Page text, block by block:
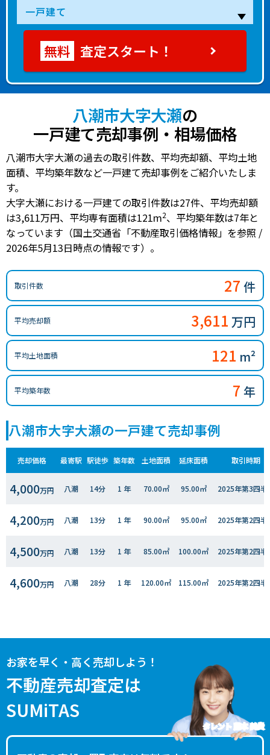
査定スタート！
八潮市大字大瀬の
一戸建て売却事例・相場価格
八潮市大字大瀬の過去の取引件数、平均売却額、平均土地
面積、平均築年数など一戸建て売却事例をご紹介いたしま
す。
大字大瀬における一戸建ての取引件数は27件、 平均売却額
は3,611万円、 平均専有面積は121m2、 平均築年数は7年と
なっています（国土交通省「不動産取引価格情報」を参照 /
2026年5月13日時点の情報です）。
取引件数 27 件
平均売却額 3,611 万円
平均土地面積 121 m²
平均築年数 7 年
八潮市大字大瀬の一戸建て売却事例
売却価格 最寄駅 駅徒歩 築年数 土地面積 延床面積 取引時期
4,000万円 八潮 14分 1 年 70.00㎡ 95.00㎡ 2025年第3四半
4,200万円 八潮 13分 1 年 90.00㎡ 95.00㎡ 2025年第2四半
4,500万円 八潮 13分 1 年 85.00㎡ 100.00㎡ 2025年第2四半
4,600万円 八潮 28分 1 年 120.00㎡ 115.00㎡ 2025年第2四半
3,400 万円 八潮 26分 2 年 100.00㎡ 2024年第3四半
2,700万円 八潮 100.00㎡ 2024年第2四半
4,300 八潮 13分 2 年 80.00㎡ 95.00㎡ 2024年第1四半
お家を早く・高く売却しよう！
不動産売却査定は
SUMiTAS
タレント 藤本 美貴